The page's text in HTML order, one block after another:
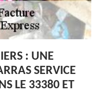
: UNE
SERVICE
LE 33380 ET